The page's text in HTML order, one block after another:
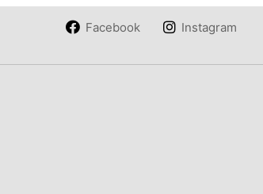
Facebook Instagram